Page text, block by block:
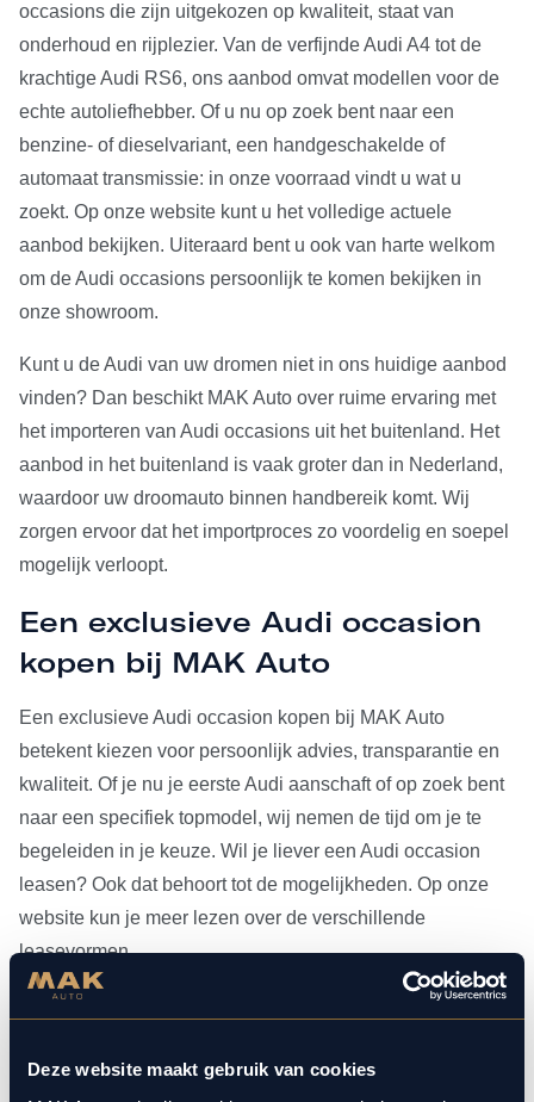
Deze website maakt gebruik van cookies
occasions die zijn uitgekozen op kwaliteit, staat van
onderhoud en rijplezier. Van de verfijnde Audi A4 tot de
krachtige Audi RS6, ons aanbod omvat modellen voor de
echte autoliefhebber. Of u nu op zoek bent naar een
benzine- of dieselvariant, een handgeschakelde of
automaat transmissie: in onze voorraad vindt u wat u
zoekt. Op onze website kunt u het volledige actuele
aanbod bekijken. Uiteraard bent u ook van harte welkom
om de Audi occasions persoonlijk te komen bekijken in
onze showroom.
Kunt u de Audi van uw dromen niet in ons huidige aanbod
vinden? Dan beschikt MAK Auto over ruime ervaring met
het importeren van Audi occasions uit het buitenland. Het
aanbod in het buitenland is vaak groter dan in Nederland,
waardoor uw droomauto binnen handbereik komt. Wij
zorgen ervoor dat het importproces zo voordelig en soepel
mogelijk verloopt.
Een exclusieve Audi occasion
kopen bij MAK Auto
Een exclusieve Audi occasion kopen bij MAK Auto
betekent kiezen voor persoonlijk advies, transparantie en
kwaliteit. Of je nu je eerste Audi aanschaft of op zoek bent
naar een specifiek topmodel, wij nemen de tijd om je te
begeleiden in je keuze. Wil je liever een Audi occasion
leasen? Ook dat behoort tot de mogelijkheden. Op onze
website kun je meer lezen over de verschillende
leasevormen.
Heb je je Audi occasion eenmaal gevonden, dan kun je
aangesloten bij Bosch Car Service, beschikken onze